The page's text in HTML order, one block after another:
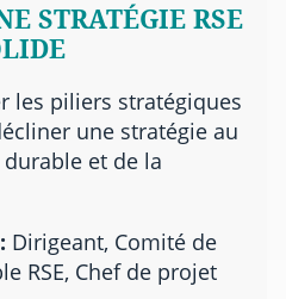
STRATÉGIE RSE
les piliers stratégiques
une stratégie au
durable et de la
Dirigeant, Comité de
RSE, Chef de projet